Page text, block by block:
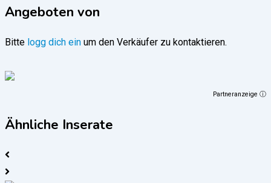
Angeboten von
Bitte logg dich ein um den Verkäufer zu kontaktieren.
Partneranzeige ⓘ
Ähnliche Inserate